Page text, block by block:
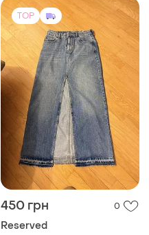
TOP
450 грн 0
Reserved